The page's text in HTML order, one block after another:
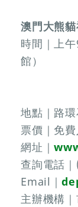
澳門大熊
時間｜上
館）
地點｜路
票價｜免
網址｜
查詢電話
Email｜
主辦機構